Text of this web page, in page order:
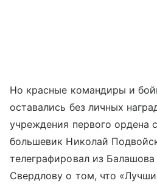
Но красные командиры и
оставались без личных
учреждения первого ордена
большевик Николай
телеграфировал из
Свердлову о том, что